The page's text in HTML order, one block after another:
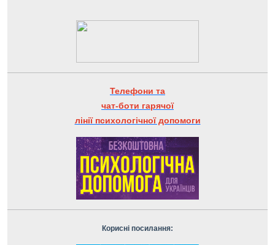
Телефони та
чат-боти гарячої
лінії психологічної допомоги
Корисні посилання: